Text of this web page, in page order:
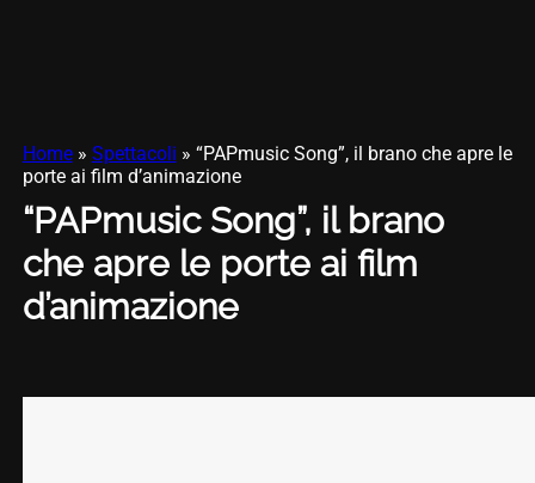
Home» Spettacoli » “PAPmusic Song”, il brano che apre le
porte ai film d’animazione
“PAPmusic Song”, il brano
che apre le porte ai film
d’animazione